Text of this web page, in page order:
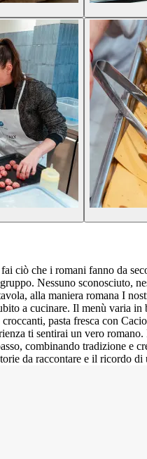
ciò che i romani fanno da
Nessuno sconosciuto,
alla maniera romana I
a cucinare. Il menù varia
pasta fresca con
ti sentirai un vero
combinando tradizione e
da raccontare e il ricordo